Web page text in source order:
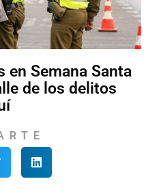
en Semana Santa
de los delitos